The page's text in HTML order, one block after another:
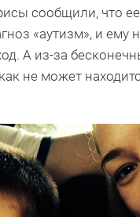
сообщили, что
«аутизм», и ему
А из-за
не может